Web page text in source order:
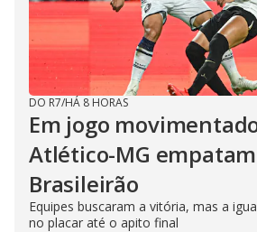
DO R7/HÁ 8 HORAS
Em jogo
Atlético-MG
Brasileirão
Equipes buscaram a vitória, mas a
no placar até o apito final